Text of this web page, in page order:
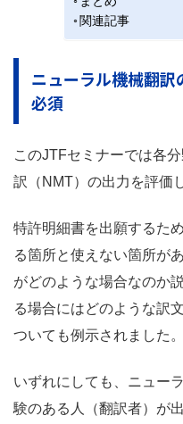
関連記事
ニューラル機械翻
必須
このJTFセミナーでは各
訳（NMT）の出力を評価
特許明細書を出願するた
る箇所と使えない箇所が
がどのような場合なのか
る場合にはどのような訳
ついても例示されました。
いずれにしても、ニュー
験のある人（翻訳者）が